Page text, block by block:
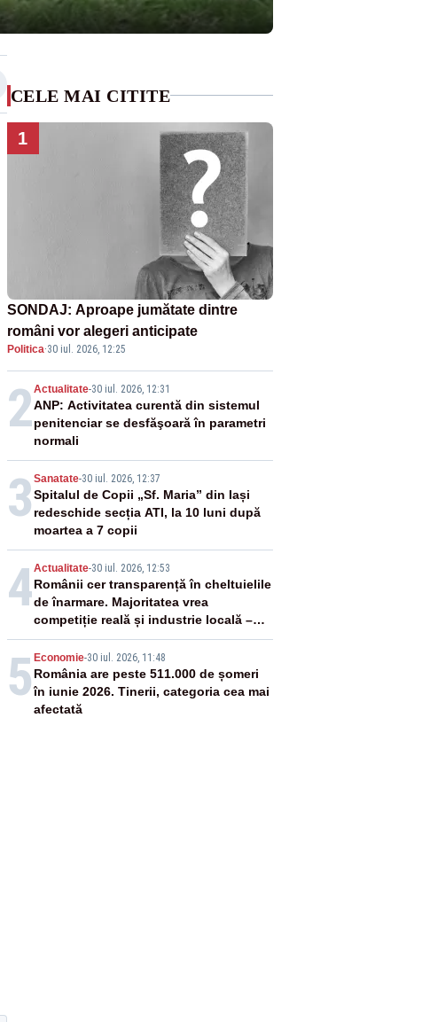
CELE MAI CITITE
1
SONDAJ: Aproape jumătate dintre
români vor alegeri anticipate
Politica·30 iul. 2026, 12:25
2Actualitate-30 iul. 2026, 12:31
ANP: Activitatea curentă din sistemul
penitenciar se desfăşoară în parametri
normali
3 Sanatate-30 iul. 2026, 12:37
Spitalul de Copii „Sf. Maria” din Iași
redeschide secția ATI, la 10 luni după
moartea a 7 copii
4Actualitate-30 iul. 2026, 12:53
Românii cer transparență în cheltuielile
de înarmare. Majoritatea vrea
competiție reală și industrie locală –
SONDAJ
5 Economie-30 iul. 2026, 11:48
România are peste 511.000 de șomeri
în iunie 2026. Tinerii, categoria cea mai
afectată